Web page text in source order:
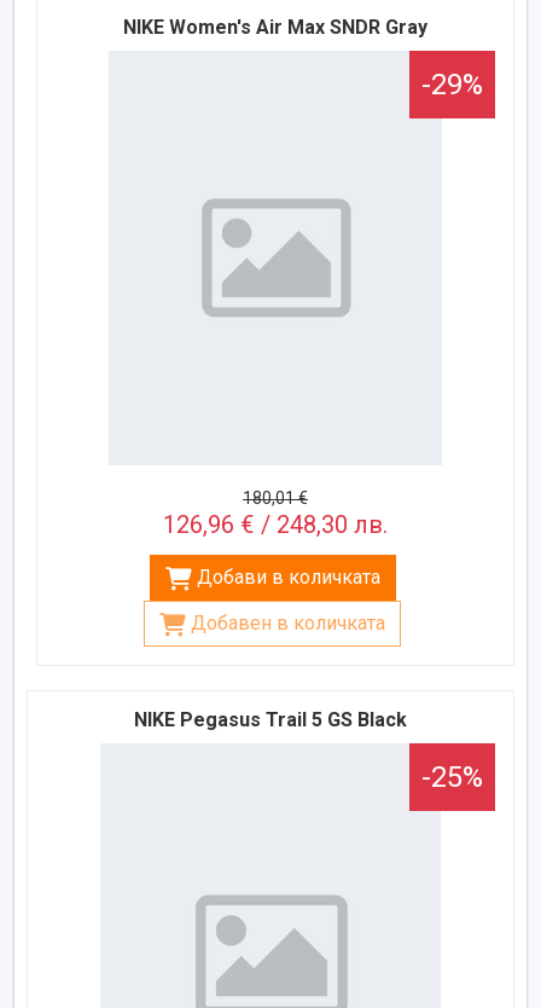
NIKE Women's Air Max SNDR Gray
-29%
180,01 €
126,96 € / 248,30 лв.
Добави в количката
Добавен в количката
NIKE Pegasus Trail 5 GS Black
-25%